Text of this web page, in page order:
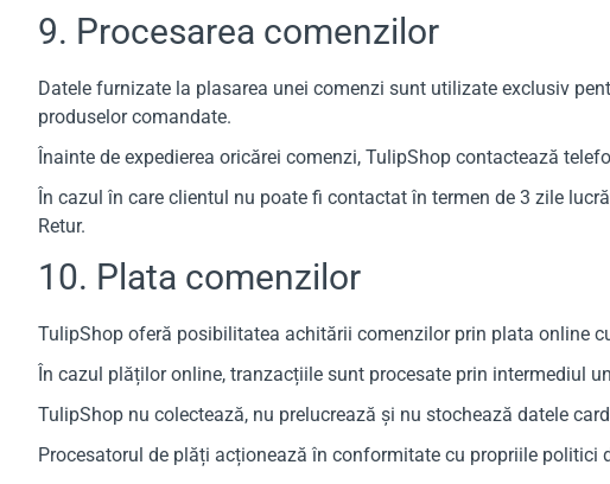
9. Procesarea comenzilor
Datele furnizate la plasarea unei comenzi sunt utilizate exclusiv
produselor comandate.
Înainte de expedierea oricărei comenzi, TulipShop contactează
În cazul în care clientul nu poate fi contactat în termen de 3 zile
Retur.
10. Plata comenzilor
TulipShop oferă posibilitatea achitării comenzilor prin plata online
În cazul plăților online, tranzacțiile sunt procesate prin intermediul
TulipShop nu colectează, nu prelucrează și nu stochează datele
Procesatorul de plăți acționează în conformitate cu propriile